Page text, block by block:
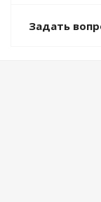
Задать